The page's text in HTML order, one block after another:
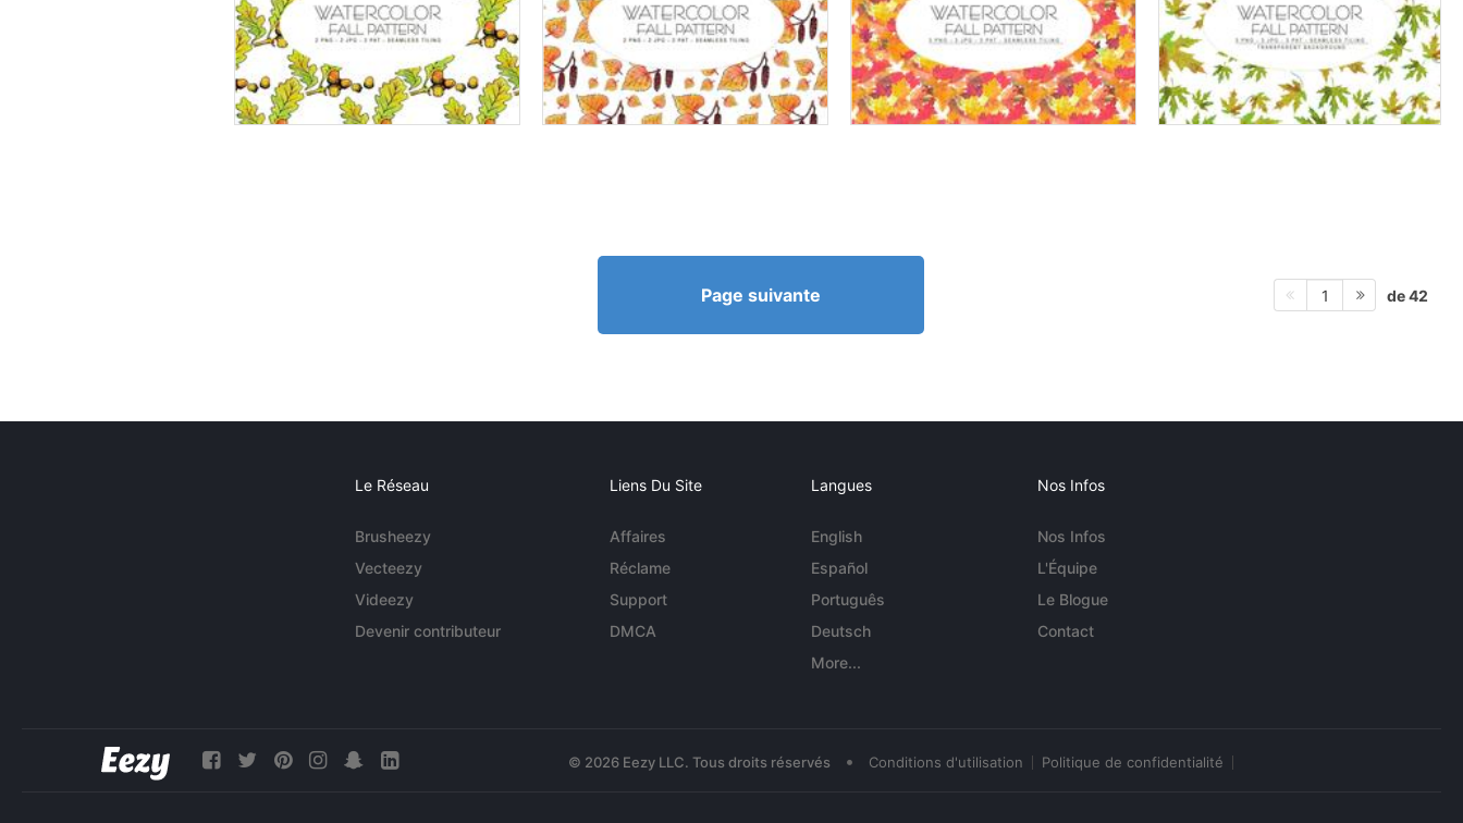
Page suivante 1 de 42
Le Réseau
Brusheezy
Vecteezy
Videezy
Devenir contributeur
Liens Du Site
Affaires
Réclame
Support
DMCA
Langues
English
Español
Português
Deutsch
More...
Nos Infos
Nos Infos
L'Équipe
Le Blogue
Contact
© 2026 Eezy LLC. Tous droits réservés • Conditions d'utilisation Politique de confidentialité